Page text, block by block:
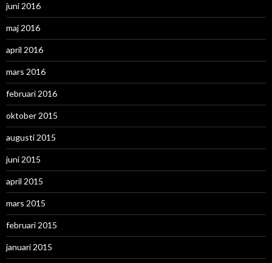
juni 2016
maj 2016
april 2016
mars 2016
februari 2016
oktober 2015
augusti 2015
juni 2015
april 2015
mars 2015
februari 2015
januari 2015